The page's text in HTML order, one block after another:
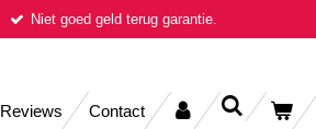
Niet goed geld terug garantie.
Reviews Contact